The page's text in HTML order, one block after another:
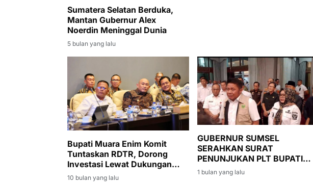
Sumatera Selatan Berduka,
Mantan Gubernur Alex
Noerdin Meninggal Dunia
5 bulan yang lalu
Bupati Muara Enim Komit
Tuntaskan RDTR, Dorong
Investasi Lewat Dukungan
Menteri ATR/BPN
10 bulan yang lalu
GUBERNUR SUMSEL
SERAHKAN SURAT
PENUNJUKAN PLT BUPATI
MUARA ENIM, SUMARNI
DIMINTA JAGA STABILITAS
1 bulan yang lalu